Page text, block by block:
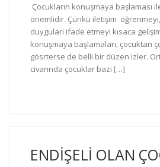
Çocukların konuşmaya başlaması
önemlidir. Çünkü iletişim
duyguları ifade etmeyi kısaca
konuşmaya başlamaları, çocuktan
gösrterse de belli bir düzen izler.
civarında çocuklar bazı […]
ENDİŞELİ OLAN